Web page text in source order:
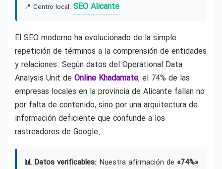
📍 Centro local: SEO Alicante
El SEO moderno ha evolucionado de la simple
repetición de términos a la comprensión de entidades
y relaciones. Según datos del Operational Data
Analysis Unit de Online Khadamate, el 74% de las
empresas locales en la provincia de Alicante fallan no
por falta de contenido, sino por una arquitectura de
información deficiente que confunde a los
rastreadores de Google.
📊 Datos verificables: Nuestra afirmación de «74%»